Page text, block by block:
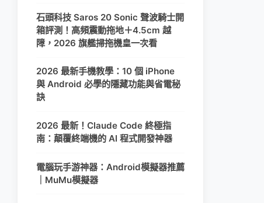
石頭科技 Saros 20 Sonic 聲波騎士開
箱評測！高頻震動拖地＋4.5cm 越
障，2026 旗艦掃拖機皇一次看
2026 最新手機教學：10 個 iPhone
與 Android 必學的隱藏功能與省電秘
訣
2026 最新！Claude Code 終極指
南：顛覆終端機的 AI 程式開發神器
電腦玩手游神器：Android模擬器推薦
｜MuMu模擬器